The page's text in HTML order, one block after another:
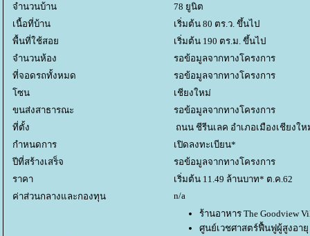
จำนวนบ้าน
78 ยูนิต
เนื้อที่บ้าน
เริ่มต้น 80 ตร.ว. ขึ้นไป
พื้นที่ใช้สอ
เริ่มต้น 190 ตร.ม. ขึ้นไป
จำนวนห้อง
รอข้อมูลจากทางโครงการ
ที่จอดรถทั้งหมด
รอข้อมูลจากทางโครงการ
ซน
เชียงใหม่
ขนส่งสาธารณะ
รอข้อมูลจากทางโครงการ
ที่ตั้ง
ถนน ชีรีนเลค อำเภอเมืองเชียงให
กำหนดการ
เปิดลงทะเบียน*
ปีที่สร้างเสร็จ
รอข้อมูลจากทางโครงการ
ราคา
เริ่มต้น 11.49 ล้านบาท* ต.ค.62
ค่าส่วนกลางและกองทุน
n/a
ร้านอาหาร The Goodview
ศูนย์เวชศาสตร์ฟื้นฟูผู้สูงอายุ